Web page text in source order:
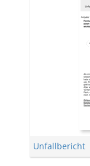
Unfallbericht